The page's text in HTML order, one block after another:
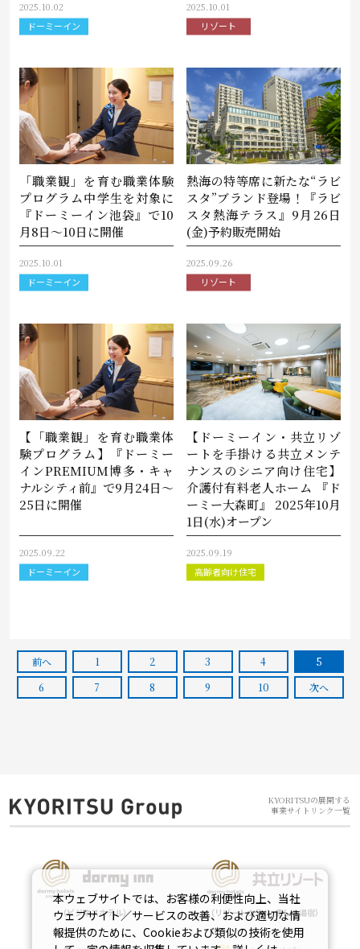
2025.10.02
ドーミーイン
2025.10.01
リゾート
「職業観」を育む職業体験
プログラム中学生を対象に
『ドーミーイン池袋』で10
月8日～10日に開催
2025.10.01
ドーミーイン
熱海の特等席に新たな“ラビ
スタ”ブランド登場！『ラビ
スタ熱海テラス』9月26日
(金)予約販売開始
2025.09.26
リゾート
【「職業観」を育む職業体
験プログラム】『ドーミー
インPREMIUM博多・キャ
ナルシティ前』で9月24日～
25日に開催
2025.09.22
ドーミーイン
【ドーミーイン・共立リゾ
ートを手掛ける共立メンテ
ナンスのシニア向け住宅】
介護付有料老人ホーム 『ド
ーミー大森町』 2025年10月
1日(水)オープン
2025.09.19
高齢者向け住宅
前へ 1 2 3 4
5
6
7 8 9 10 次へ
KYORITSUの展開する
事業サイトリンク一覧
（ビジネスホテル） （リゾートホテル･癒しの湯宿）
本ウェブサイトでは、お客様の利便性向上、当社
ウェブサイト／サービスの改善、および適切な情
報提供のために、Cookieおよび類似の技術を使用